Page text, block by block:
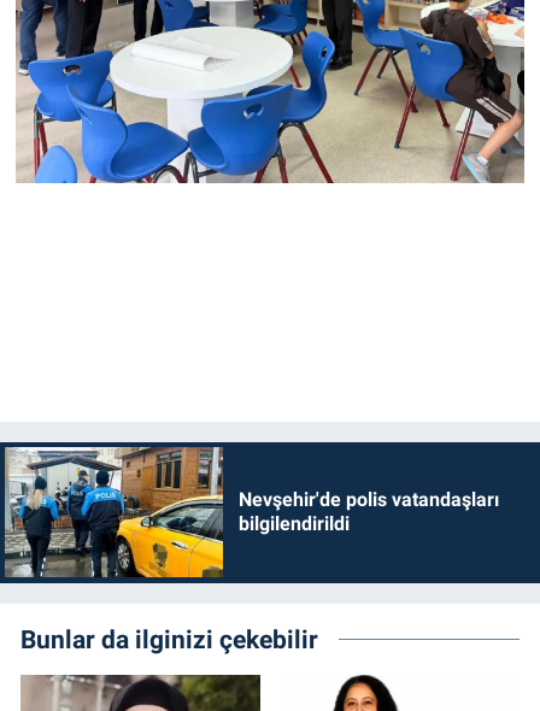
Nevşehir'de polis vatandaşları
bilgilendirildi
Bunlar da ilginizi çekebilir